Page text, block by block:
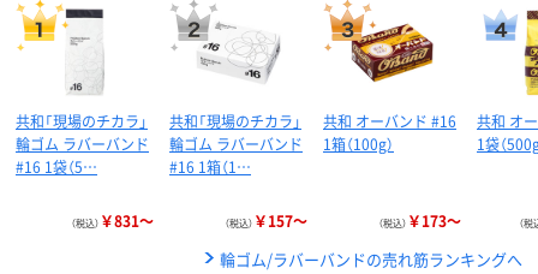
共和「現場のチカラ」
輪ゴム ラバーバンド
#16 1袋（5…
（税込） ￥831～
共和「現場のチカラ」
輪ゴム ラバーバンド
#16 1箱（1…
（税込） ￥157～
共和 オーバンド #16
1箱（100g）
（税込） ￥173～
共和 オ
1袋（
（税
輪ゴム/ラバーバンドの売れ筋ランキングへ